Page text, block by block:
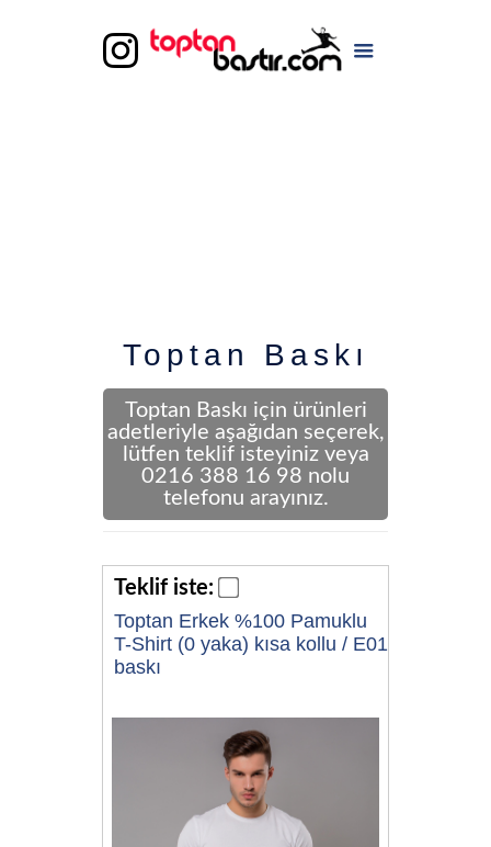
Toptan Baskı
Toptan Baskı için ürünleri
adetleriyle aşağıdan seçerek,
lütfen teklif isteyiniz veya
0216 388 16 98 nolu
telefonu arayınız.
Teklif iste:
Toptan Erkek %100 Pamuklu
T-Shirt (0 yaka) kısa kollu / E01
baskı